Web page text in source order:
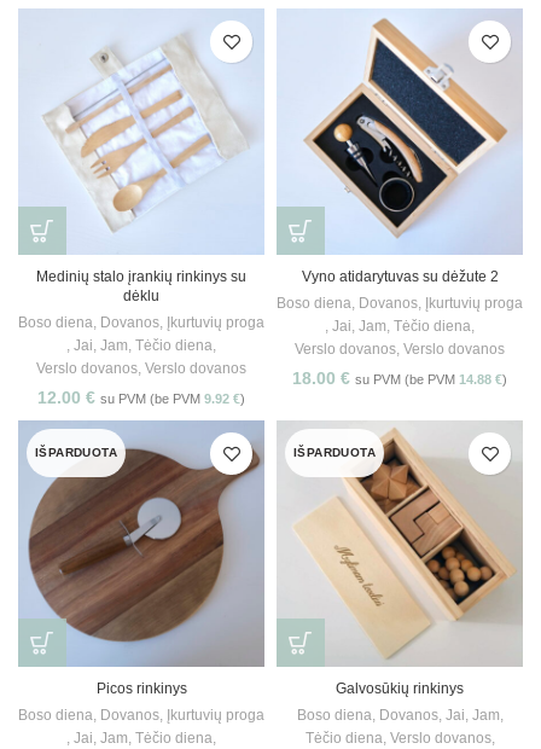
Medinių stalo įrankių rinkinys su
dėklu
Boso diena, Dovanos, Įkurtuvių proga
, Jai, Jam, Tėčio diena,
Verslo dovanos, Verslo dovanos
12.00 € su PVM (be PVM 9.92 €)
Vyno atidarytuvas su dėžute 2
Boso diena, Dovanos, Įkurtuvių proga
, Jai, Jam, Tėčio diena,
Verslo dovanos, Verslo dovanos
18.00 € su PVM (be PVM 14.88 €)
IŠPARDUOTA
Picos rinkinys
Boso diena, Dovanos, Įkurtuvių proga
, Jai, Jam, Tėčio diena,
IŠPARDUOTA
Galvosūkių rinkinys
Boso diena, Dovanos, Jai, Jam,
Tėčio diena, Verslo dovanos,